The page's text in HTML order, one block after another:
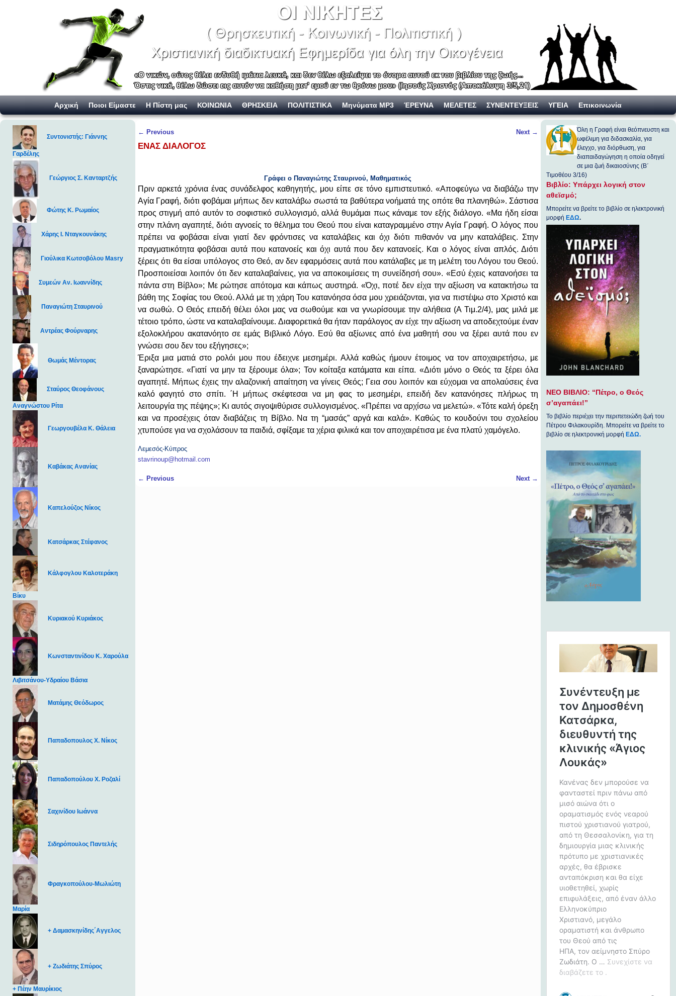
Skip to primary content
Skip to secondary content
Αρχική Ποιοι Είμαστε Η Πίστη μας ΚΟΙΝΩΝΙΑ ΘΡΗΣΚΕΙΑ ΠΟΛΙΤΙΣΤΙΚΑ Μηνύματα MP3 ΈΡΕΥΝΑ ΜΕΛΕΤΕΣ ΣΥΝΕΝΤΕΥΞΕΙΣ ΥΓΕΙΑ Επικοινωνία
Συντονιστής: Γιάννης
Γαρδέλης
Γεώργιος Σ. Κανταρτζής
Φώτης Κ. Ρωμαίος
Χάρης Ι. Νταγκουνάκης
Γιούλικα Κωτσοβόλου Masry
Συμεών Αν. Ιωαννίδης
Παναγιώτη Σταυρινού
Αντρέας Φούρναρης
Θωμάς Μέντορας
Σταύρος Θεοφάνους
Αναγνώστου Ρίτα
Γεωργουβέλα Κ. Θάλεια
Καβάκας Ανανίας
Καπελούζος Νίκος
Κατσάρκας Στέφανος
Κάλφογλου Καλοτεράκη
Βίκυ
Κυριακού Κυριάκος
Κωνσταντινίδου Κ. Χαρούλα
Λιβιτσάνου-Υδραίου Βάσια
Ματάμης Θεόδωρος
Παπαδοπουλος Χ. Νίκος
Παπαδοπούλου Χ. Ροζαλί
Σαχινίδου Ιωάννα
Σιδηρόπουλος Παντελής
Φραγκοπούλου-Μωλιώτη
Μαρία
+ Δαμασκηνίδης΄Αγγελος
+ Ζωδιάτης Σπύρος
+ Πέην Μαυρίκιος
Post navigation
← Previous Next →
ΕΝΑΣ ΔΙΑΛΟΓΟΣ
Γράφει ο Παναγιώτης Σταυρινού, Μαθηματικός
Πριν αρκετά χρόνια ένας συνάδελφος καθηγητής, μου είπε σε τόνο εμπιστευτικό. «Αποφεύγω να διαβάζω την
Αγία Γραφή, διότι φοβάμαι μήπως δεν καταλάβω σωστά τα βαθύτερα νοήματά της οπότε θα πλανηθώ». Σάστισα
προς στιγμή από αυτόν το σοφιστικό συλλογισμό, αλλά θυμάμαι πως κάναμε τον εξής διάλογο. «Μα ήδη είσαι
στην πλάνη αγαπητέ, διότι αγνοείς το θέλημα του Θεού που είναι καταγραμμένο στην Αγία Γραφή. Ο λόγος που
πρέπει να φοβάσαι είναι γιατί δεν φρόντισες να καταλάβεις και όχι διότι πιθανόν να μην καταλάβεις. Στην
πραγματικότητα φοβάσαι αυτά που κατανοείς και όχι αυτά που δεν κατανοείς. Και ο λόγος είναι απλός. Διότι
ξέρεις ότι θα είσαι υπόλογος στο Θεό, αν δεν εφαρμόσεις αυτά που κατάλαβες με τη μελέτη του Λόγου του Θεού.
Προσποιείσαι λοιπόν ότι δεν καταλαβαίνεις, για να αποκοιμίσεις τη συνείδησή σου». «Εσύ έχεις κατανοήσει τα
πάντα στη Βίβλο»; Με ρώτησε απότομα και κάπως αυστηρά. «Όχι, ποτέ δεν είχα την αξίωση να κατακτήσω τα
βάθη της Σοφίας του Θεού. Αλλά με τη χάρη Του κατανόησα όσα μου χρειάζονται, για να πιστέψω στο Χριστό και
να σωθώ. Ο Θεός επειδή θέλει όλοι μας να σωθούμε και να γνωρίσουμε την αλήθεια (Α Τιμ.2/4), μας μιλά με
τέτοιο τρόπο, ώστε να καταλαβαίνουμε. Διαφορετικά θα ήταν παράλογος αν είχε την αξίωση να αποδεχτούμε έναν
εξολοκλήρου ακατανόητο σε εμάς Βιβλικό Λόγο. Εσύ θα αξίωνες από ένα μαθητή σου να ξέρει αυτά που εν
γνώσει σου δεν του εξήγησες»;
Έριξα μια ματιά στο ρολόι μου που έδειχνε μεσημέρι. Αλλά καθώς ήμουν έτοιμος να τον αποχαιρετήσω, με
ξαναρώτησε. «Γιατί να μην τα ξέρουμε όλα»; Τον κοίταξα κατάματα και είπα. «Διότι μόνο ο Θεός τα ξέρει όλα
αγαπητέ. Μήπως έχεις την αλαζονική απαίτηση να γίνεις Θεός; Γεια σου λοιπόν και εύχομαι να απολαύσεις ένα
καλό φαγητό στο σπίτι. ΄Η μήπως σκέφτεσαι να μη φας το μεσημέρι, επειδή δεν κατανόησες πλήρως τη
λειτουργία της πέψης»; Κι αυτός σιγοψιθύρισε συλλογισμένος. «Πρέπει να αρχίσω να μελετώ». «Τότε καλή όρεξη
και να προσέχεις όταν διαβάζεις τη Βίβλο. Να τη “μασάς” αργά και καλά». Καθώς το κουδούνι του σχολείου
χτυπούσε για να σχολάσουν τα παιδιά, σφίξαμε τα χέρια φιλικά και τον αποχαιρέτισα με ένα πλατύ χαμόγελο.
Λεμεσός-Κύπρος
stavrinoup@hotmail.com
Post navigation
← Previous Next →
Όλη η Γραφή είναι θεόπνευστη και
ωφέλιμη για διδασκαλία, για
έλεγχο, για διόρθωση, για
διαπαιδαγώγηση η οποία οδηγεί
σε μια ζωή δικαιοσύνης (Β΄
Τιμοθέου 3/16)
Βιβλίο: Υπάρχει λογική στον
αθεϊσμό;
Μπορείτε να βρείτε το βιβλίο σε ηλεκτρονική
μορφή ΕΔΩ.
ΝΕΟ ΒΙΒΛΙΟ: “Πέτρο, ο Θεός
σ’αγαπάει!”
Το βιβλίο περιέχει την περιπετειώδη ζωή του
Πέτρου Φιλακουρίδη. Μπορείτε να βρείτε το
βιβλίο σε ηλεκτρονική μορφήΕΔΩ.